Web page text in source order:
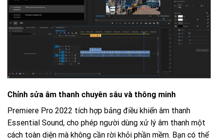
Chỉnh sửa âm thanh chuyên sâu và thông minh
Premiere Pro 2022 tích hợp bảng điều khiển âm thanh
Essential Sound, cho phép người dùng xử lý âm thanh một
cách toàn diện mà không cần rời khỏi phần mềm. Bạn có thể